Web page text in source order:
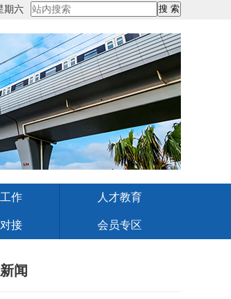
期六
作 人才教育
接 会员专区
闻